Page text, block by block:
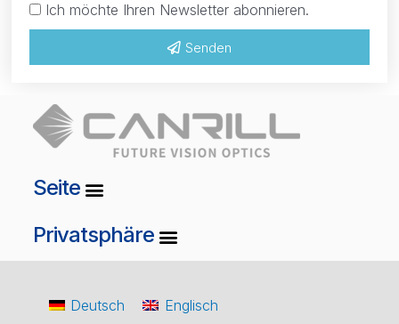
Ich möchte Ihren Newsletter abonnieren.
Senden
Seite
Privatsphäre
Deutsch Englisch